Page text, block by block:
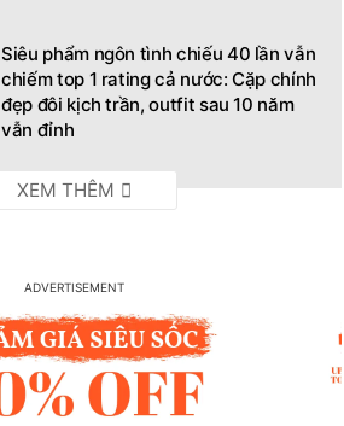
Siêu phẩm ngôn tình chiếu 40 lần vẫn
chiếm top 1 rating cả nước: Cặp chính
đẹp đôi kịch trần, outfit sau 10 năm
vẫn đỉnh